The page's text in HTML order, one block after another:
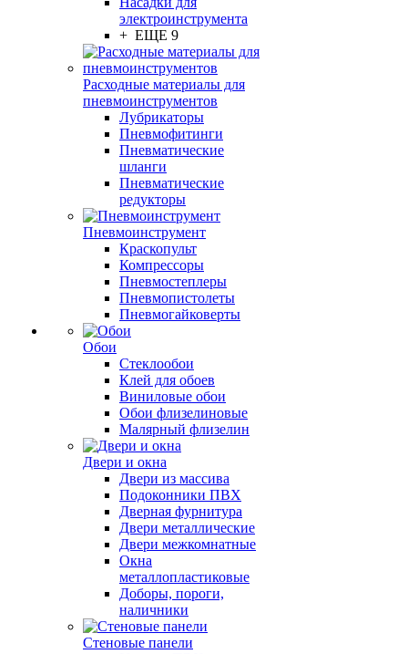
электроинструмента
+ ЕЩЕ 9
Расходные материалы для
пневмоинструментов
Лубрикаторы
Пневмофитинги
Пневматические
шланги
Пневматические
редукторы
Пневмоинструмент
Краскопульт
Компрессоры
Пневмостеплеры
Пневмопистолеты
Пневмогайковерты
Обои
Стеклообои
Клей для обоев
Виниловые обои
Обои флизелиновые
Малярный флизелин
Двери и окна
Двери из массива
Подоконники ПВХ
Дверная фурнитура
Двери металлические
Двери межкомнатные
Окна
металлопластиковые
Доборы, пороги,
наличники
Стеновые панели